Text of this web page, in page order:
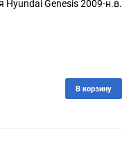
30
150
Hyundai Genesis 2009-н.в.
В корзину